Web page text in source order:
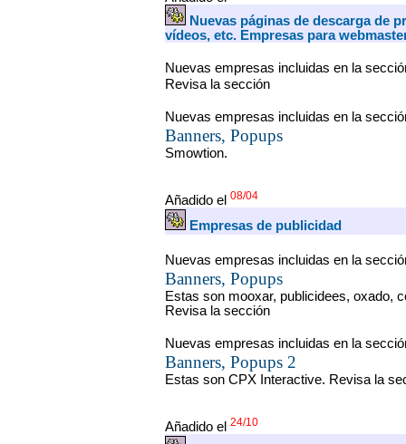
Nuevas páginas de descarga de
vídeos, etc. Empresas para
Nuevas empresas incluidas en la
Revisa la sección
Nuevas empresas incluidas en la
Banners, Popups
Smowtion.
Añadido el 08/04
Empresas de publicidad
Nuevas empresas incluidas en la
Banners, Popups
Estas son mooxar, publicidees, oxado,
Revisa la sección
Nuevas empresas incluidas en la
Banners, Popups 2
Estas son CPX Interactive. Revisa la
Añadido el 24/10